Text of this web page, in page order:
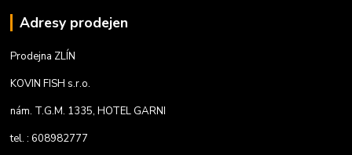
Adresy prodejen
Prodejna ZLÍN
KOVIN FISH s.r.o.
nám. T.G.M. 1335, HOTEL GARNI
tel. : 608982777